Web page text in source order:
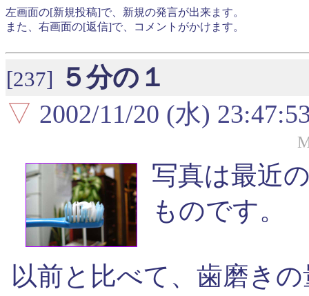
左画面の[新規投稿]で、新規の発言が出来ます。
また、右画面の[返信]で、コメントがかけます。
[237] ５分の１
▽ 2002/11/20 (水)
写真は最近
ものです。
以前と比べて、歯磨き